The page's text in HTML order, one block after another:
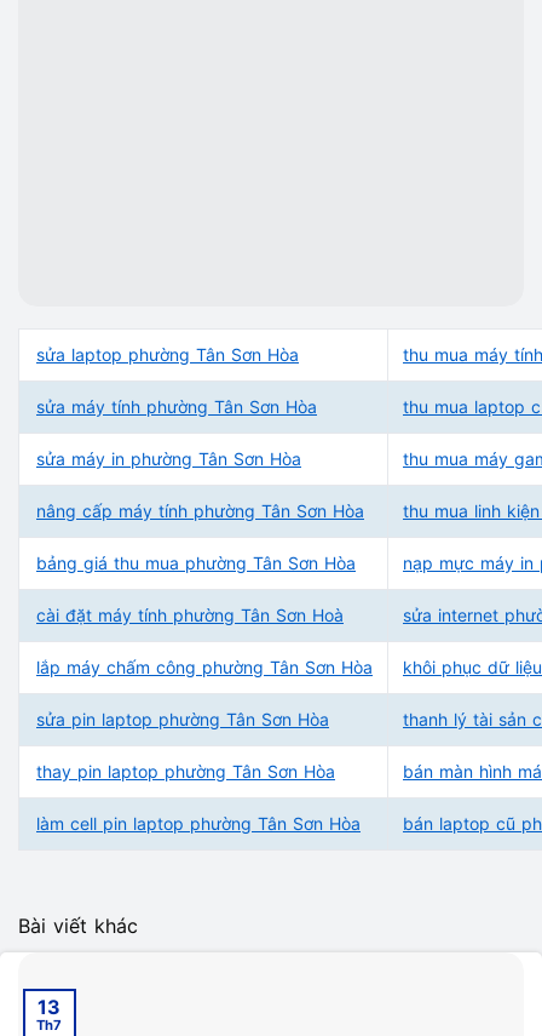
sửa laptop phường Tân Sơn Hòa thu mua máy
sửa máy tính phường Tân Sơn Hòa thu mua laptop
sửa máy in phường Tân Sơn Hòa thu mua máy
nâng cấp máy tính phường Tân Sơn Hòa thu mua linh
bảng giá thu mua phường Tân Sơn Hòa nạp mực máy in
cài đặt máy tính phường Tân Sơn Hoà sửa internet
lắp máy chấm công phường Tân Sơn Hòa khôi phục dữ
sửa pin laptop phường Tân Sơn Hòa thanh lý tài sản
thay pin laptop phường Tân Sơn Hòa bán màn hình
làm cell pin laptop phường Tân Sơn Hòa bán laptop cũ
Bài viết khác
13
Th7